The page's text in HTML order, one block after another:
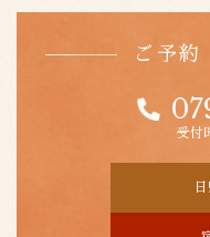
ご予約
受付